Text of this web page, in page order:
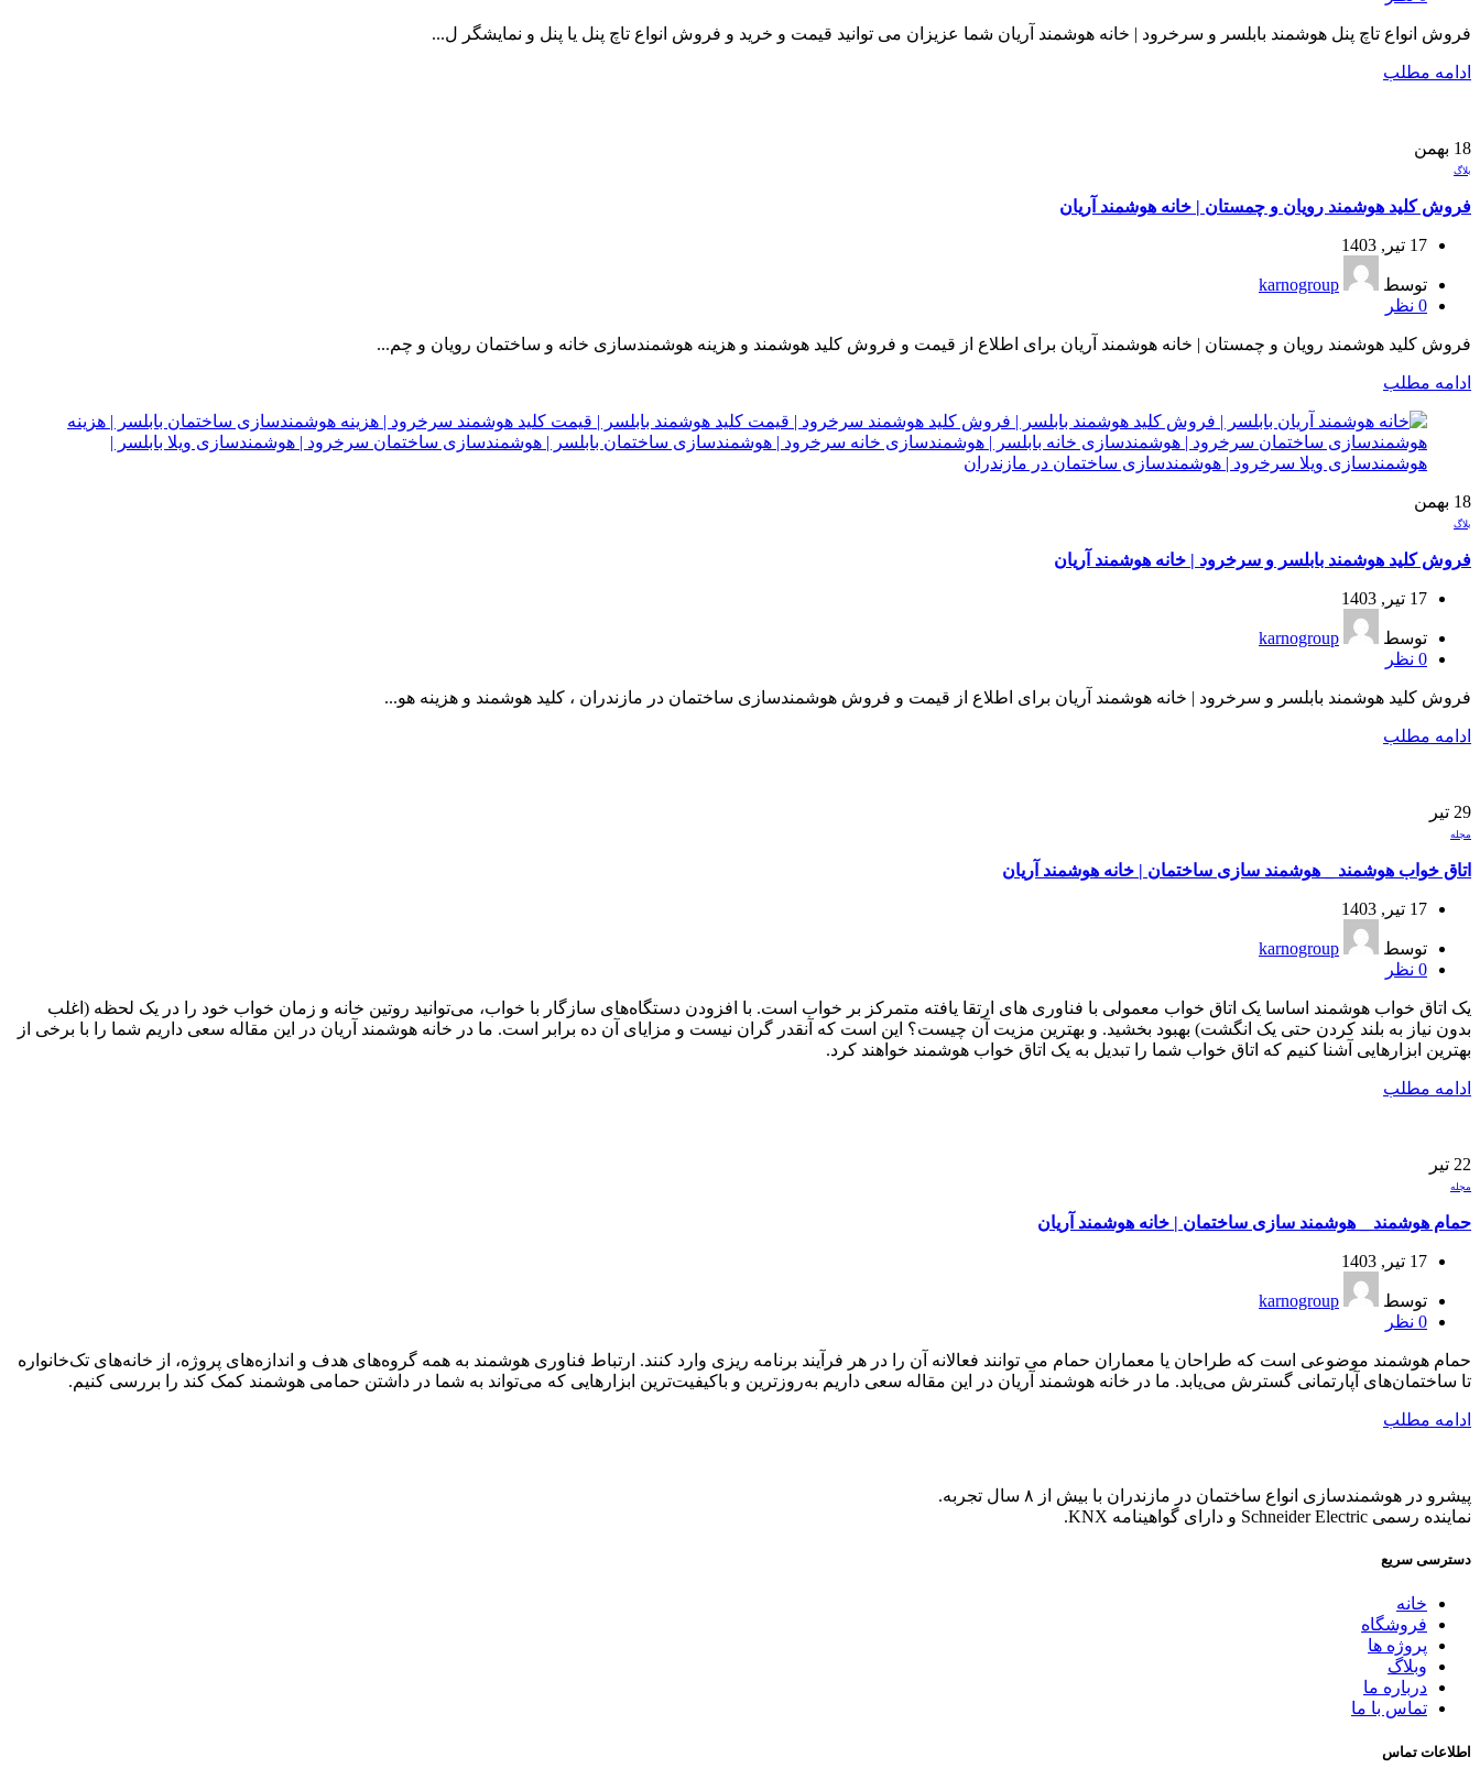
فروش انواع تاچ پنل هوشمند بابلسر و سرخرود | خانه هوشمند آریان شما عزیزان می توانید قیمت و خرید و فروش انواع تاچ پنل یا پنل و نمایشگر ل...
ادامه مطلب
18 بهمن
بلاگ
فروش کلید هوشمند رویان و چمستان | خانه هوشمند آریان
17 تیر, 1403
توسط
karnogroup
0 نظر
فروش کلید هوشمند رویان و چمستان | خانه هوشمند آریان برای اطلاع از قیمت و فروش کلید هوشمند و هزینه هوشمندسازی خانه و ساختمان رویان و چم...
ادامه مطلب
18 بهمن
بلاگ
فروش کلید هوشمند بابلسر و سرخرود | خانه هوشمند آریان
17 تیر, 1403
توسط
karnogroup
0 نظر
فروش کلید هوشمند بابلسر و سرخرود | خانه هوشمند آریان برای اطلاع از قیمت و فروش هوشمندسازی ساختمان در مازندران ، کلید هوشمند و هزینه هو...
ادامه مطلب
29 تیر
مجله
اتاق خواب هوشمند _ هوشمند سازی ساختمان | خانه هوشمند آریان
17 تیر, 1403
توسط
karnogroup
0 نظر
یک اتاق خواب هوشمند اساسا یک اتاق خواب معمولی با فناوری های ارتقا یافته متمرکز بر خواب است. با افزودن دستگاه‌های سازگار با خواب، می‌توانید روتین خانه و زمان خواب خود را در یک لحظه (اغلب
بدون نیاز به بلند کردن حتی یک انگشت) بهبود بخشید. و بهترین مزیت آن چیست؟ این است که آنقدر گران نیست و مزایای آن ده برابر است. ما در خانه هوشمند آریان در این مقاله سعی داریم شما را با برخی از
بهترین ابزار‌هایی آشنا کنیم که اتاق خواب شما را تبدیل به یک اتاق خواب هوشمند خواهند کرد.
ادامه مطلب
22 تیر
مجله
حمام هوشمند‌ _ هوشمند سازی ساختمان | خانه هوشمند آریان
17 تیر, 1403
توسط
karnogroup
0 نظر
حمام هوشمند موضوعی است که طراحان یا معماران حمام می توانند فعالانه آن را در هر فرآیند برنامه ریزی وارد کنند. ارتباط فناوری هوشمند به همه گروه‌های هدف و اندازه‌های پروژه، از خانه‌های تک‌خانواره
تا ساختمان‌های آپارتمانی گسترش می‌یابد. ما در خانه هوشمند آریان در این مقاله سعی داریم به‌روز‌ترین و با‌کیفیت‌ترین ابزار‌هایی که می‌تواند به شما در داشتن حمامی هوشمند کمک کند را بررسی کنیم.
ادامه مطلب
پیشرو در هوشمندسازی انواع ساختمان در مازندران با بیش از ۸ سال تجربه.
نماینده رسمی Schneider Electric و دارای گواهینامه KNX.
دسترسی سریع
خانه
فروشگاه
پروژه ها
وبلاگ
درباره ما
تماس با ما
اطلاعات تماس